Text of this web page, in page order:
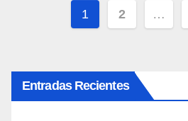
Paginación
entradas
1 2 …
Entradas Recientes